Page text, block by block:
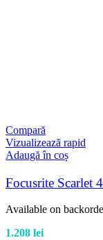
Compară
Vizualizează rapid
Adaugă în coș
Focusrite Scarlet
Available on
1.208 lei